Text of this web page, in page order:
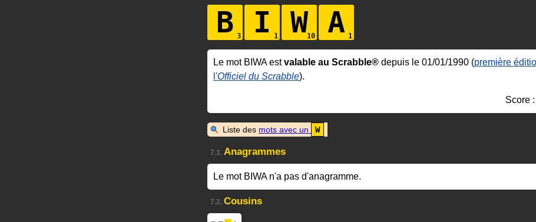
B I W A
Le mot BIWA estvalable au Scrabble® depuis le 01/01/1990 (première
l'Officiel du Scrabble).
Score :
Liste des mots avec un W
7.1. Anagrammes
Le mot BIWA n'a pas d'anagramme.
7.2. Cousins